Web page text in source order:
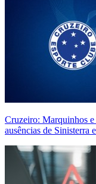
Cruzeiro: Marquinhos e
ausências de Sinisterra